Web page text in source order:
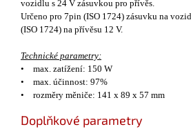
vozidlu s 24 V zásuvkou pro přívěs.
Určeno pro 7pin (ISO 1724) zásuvku na
(ISO 1724) na přívěsu 12 V.
Technické parametry:
• max. zatížení: 150 W
• max. účinnost: 97%
• rozměry měniče: 141 x 89 x 57 mm
Doplňkové parametry